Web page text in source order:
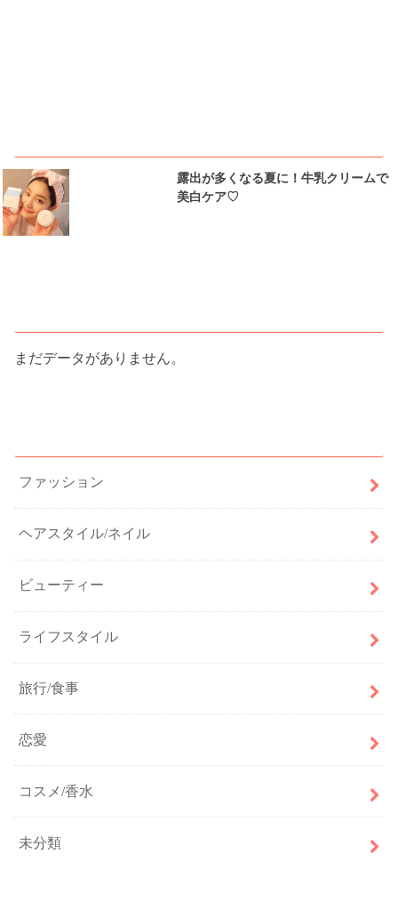
露出が多くなる夏に！牛乳クリームで
美白ケア♡
まだデータがありません。
ファッション
ヘアスタイル/ネイル
ビューティー
ライフスタイル
旅行/食事
恋愛
コスメ/香水
未分類